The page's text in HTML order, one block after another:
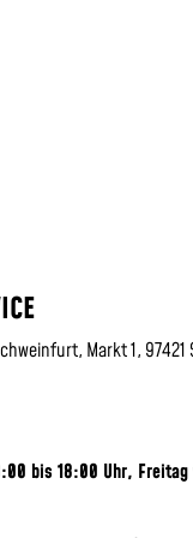
Markt 1,
bis 18:00 Uhr, Frei